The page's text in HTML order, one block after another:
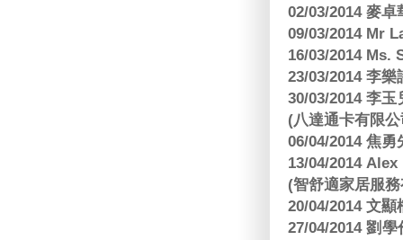
02/03/2014 麥
09/03/2014 Mr
16/03/2014 Ms.
23/03/2014 李
30/03/2014 李
(八達通卡有限
06/04/2014 焦
13/04/2014
(智舒適家居服
20/04/2014 文
27/04/2014 劉